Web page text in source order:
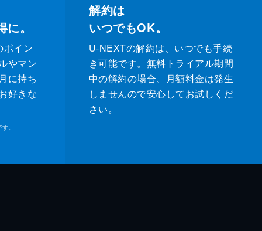
。
ポイン
やマン
に持ち
好きな
。
解約は
いつでもOK。
U-NEXTの解約は、いつでも手続
き可能です。無料トライアル期間
中の解約の場合、月額料金は発生
しませんので安心してお試しくだ
さい。